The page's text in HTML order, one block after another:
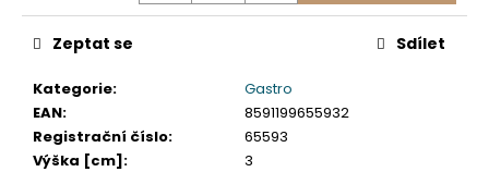
Kategorie:
Gastro
EAN:
8591199655932
Registrační číslo:
65593
Výška [cm]:
3
Zeptat se Sdílet
č
u
e
m
e